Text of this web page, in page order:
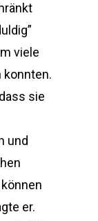
viele
sie
und
er.